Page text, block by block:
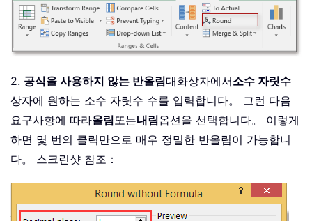
2. 공식을 사용하지 않는 반올림대화상자에서소수 자릿수
상자에 원하는 소수 자릿수 수를 입력합니다。 그런 다음
요구사항에 따라올림또는내림옵션을 선택합니다。 이렇게
하면 몇 번의 클릭만으로 매우 정밀한 반올림이 가능합니
다。 스크린샷 참조：